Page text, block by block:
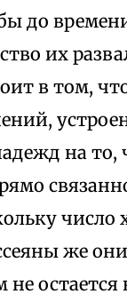
до
их
в том,
на то,
число
же